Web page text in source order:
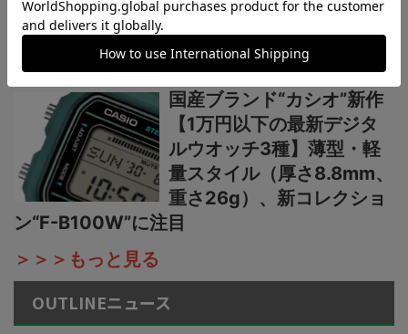
ル×カーボン”仕様】“G-
STEEL”シリーズからウレタ
ンベルト仕様の新機軸
国産ブランド“カシオ”新作
【1万円以下の最新デジタ
ルウオッチ3種】薄型・軽
量スタイル（厚さ8.8mm、
重さ26g）、新コレクショ
ン“F-B100W”に注目
＞＞＞もっと見る
OUTLINEニュース